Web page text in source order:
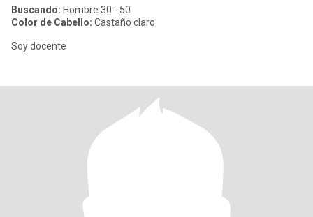
Buscando: Hombre 30 - 50
Color de Cabello: Castaño claro
Soy docente